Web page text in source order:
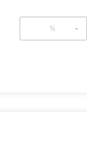
%